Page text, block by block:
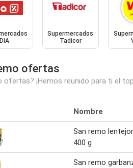
DIA
Supermercados
Tadicor
ofertas
ofertas? ¡Hemos reunido para ti el
Nombre
San remo
400 g
San remo